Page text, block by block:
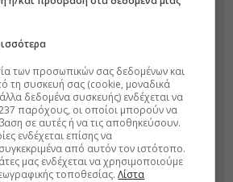
των προσωπικών σας δεδομένων και
τη συσκευή σας (cookie, μοναδικά
δεδομένα συσκευής) ενδέχεται να
παρόχους, οι οποίοι μπορούν να
σε αυτές ή να τις αποθηκεύσουν.
ενδέχεται επίσης να
από αυτόν τον ιστότοπο.
μας ενδέχεται να χρησιμοποιούμε
τοποθεσίας.Λίστα